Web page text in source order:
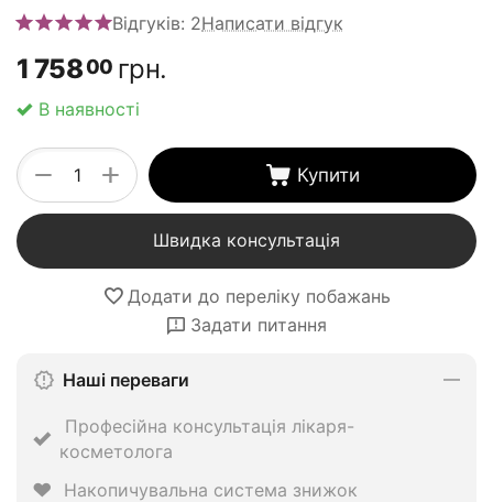
Відгуків: 2Написати відгук
1 75800 грн.
В наявності
+
− Купити
Швидка консультація
Додати до переліку побажань
Задати питання
Наші переваги
Професійна консультація лікаря-
косметолога
Накопичувальна система знижок